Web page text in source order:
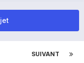
SUIVANT